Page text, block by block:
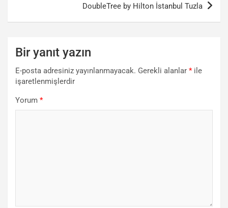
DoubleTree by Hilton İstanbul Tuzla
Bir yanıt yazın
E-posta adresiniz yayınlanmayacak. Gerekli alanlar *ile
işaretlenmişlerdir
Yorum *